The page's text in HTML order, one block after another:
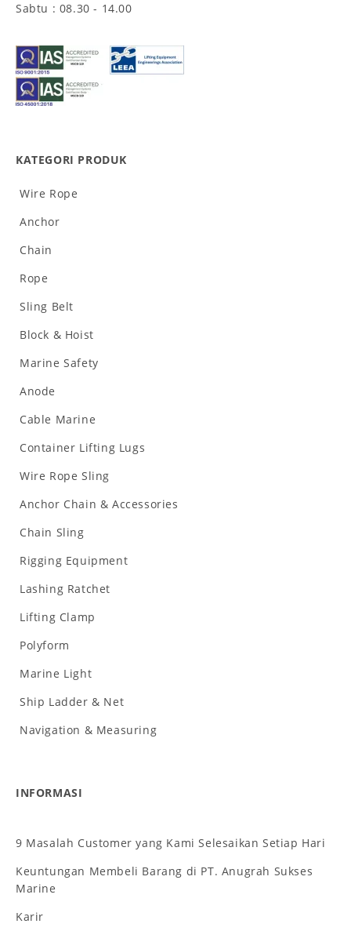
Sabtu : 08.30 - 14.00
KATEGORI PRODUK
Wire Rope
Anchor
Chain
Rope
Sling Belt
Block & Hoist
Marine Safety
Anode
Cable Marine
Container Lifting Lugs
Wire Rope Sling
Anchor Chain & Accessories
Chain Sling
Rigging Equipment
Lashing Ratchet
Lifting Clamp
Polyform
Marine Light
Ship Ladder & Net
Navigation & Measuring
INFORMASI
9 Masalah Customer yang Kami Selesaikan Setiap Hari
Keuntungan Membeli Barang di PT. Anugrah Sukses
Marine
Karir